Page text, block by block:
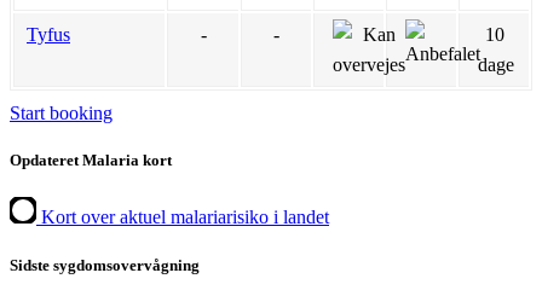
Tyfus - -
10
dage
Start booking
Opdateret Malaria kort
Kort over aktuel malariarisiko i landet
Sidste sygdomsovervågning